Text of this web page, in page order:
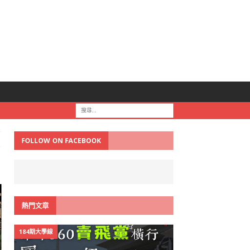
FOLLOW ON FACEBOOK
熱門文章
184期大學線